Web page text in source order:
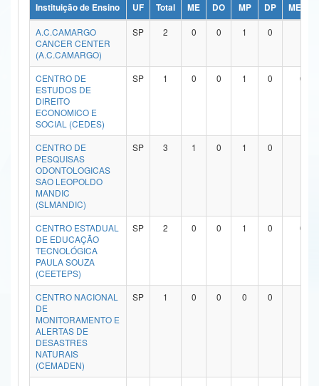
Ministério da Ciência, Tecnologia, Inovações e Comunicações
Ministério do Meio Ambiente
Ministério do Turismo
Ministério do Desenvolvimento Regional
Controladoria-Geral da União
Ministério da Mulher, da Família e dos Direitos Humanos
Secretaria-Geral
Secretaria de Governo
Gabinete de Segurança Institucional
Advocacia-Geral da União
Banco Central do Brasil
Instituição de Ensino UF Total ME DO MP DP
ME/DO
A.C.CAMARGO
CANCER CENTER
(A.C.CAMARGO)
SP 2 0 0 1 0
CENTRO DE
ESTUDOS DE
DIREITO
ECONOMICO E
SOCIAL (CEDES)
SP 1 0 0 1 0 0
CENTRO DE
PESQUISAS
ODONTOLOGICAS
SAO LEOPOLDO
MANDIC
(SLMANDIC)
SP 3 1 0 1 0
CENTRO ESTADUAL
DE EDUCAÇÃO
TECNOLÓGICA
PAULA SOUZA
(CEETEPS)
SP 2 0 0 1 0 0
CENTRO NACIONAL
DE
MONITORAMENTO E
ALERTAS DE
DESASTRES
NATURAIS
(CEMADEN)
SP 1 0 0 0 0